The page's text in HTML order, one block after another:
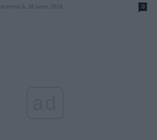
duminică, 28 iunie 2026 0